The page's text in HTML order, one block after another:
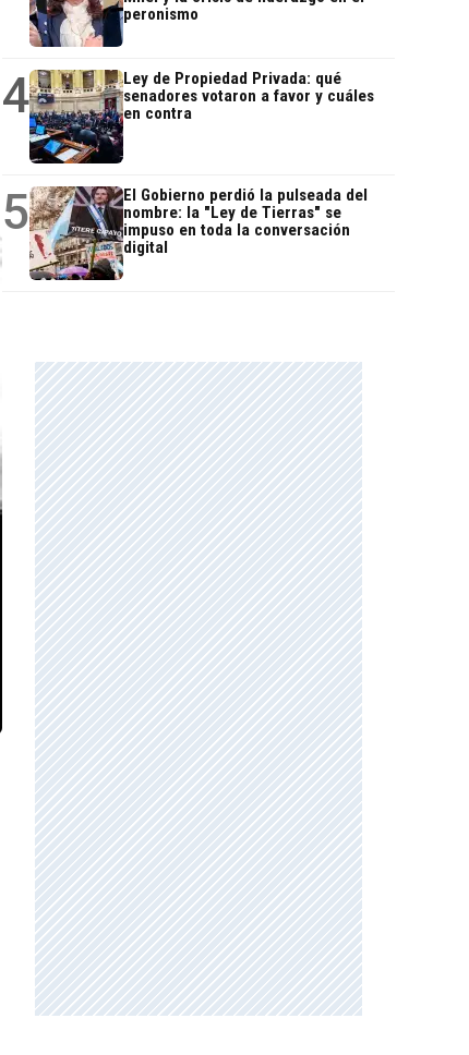
peronismo
4
Ley de Propiedad Privada: qué
senadores votaron a favor y cuáles
en contra
5
El Gobierno perdió la pulseada del
nombre: la "Ley de Tierras" se
impuso en toda la conversación
digital